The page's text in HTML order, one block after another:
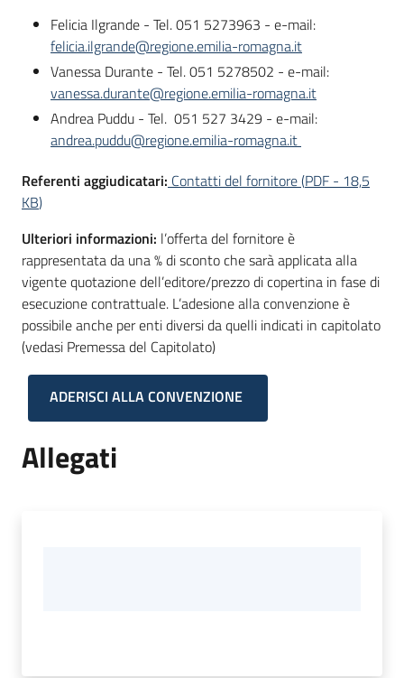
Felicia Ilgrande - Tel. 051 5273963 - e-mail:
felicia.ilgrande@regione.emilia-romagna.it
Vanessa Durante - Tel. 051 5278502 - e-mail:
vanessa.durante@regione.emilia-romagna.it
Andrea Puddu - Tel. 051 527 3429 - e-mail:
andrea.puddu@regione.emilia-romagna.it
Referenti aggiudicatari: Contatti del fornitore(PDF - 18,5
KB)
Ulteriori informazioni: l’offerta del fornitore è
rappresentata da una % di sconto che sarà applicata alla
vigente quotazione dell’editore/prezzo di copertina in fase di
esecuzione contrattuale. L’adesione alla convenzione è
possibile anche per enti diversi da quelli indicati in capitolato
(vedasi Premessa del Capitolato)
ADERISCI ALLA CONVENZIONE
Allegati